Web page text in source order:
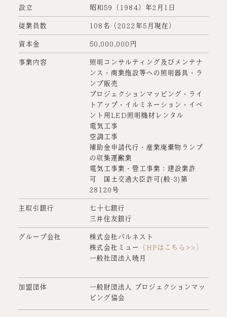
設立 昭和59（1984）年2月1日
従業員数 108名（2022年5月現在）
資本金 50,000,000円
事業内容
照明コンサルティング及びメンテナ
ンス・商業施設等への照明器具・ラ
ンプ販売
プロジェクションマッピング・ライ
トアップ・イルミネーション・イベ
ント用LED照明機材レンタル
電気工事
空調工事
補助金申請代行・産業廃棄物ランプ
の収集運搬業
電気工事業・管工事業：建設業許
可 国土交通大臣許可(般-3)第
28120号
主取引銀行
七十七銀行
三井住友銀行
グループ会社
株式会社パルネスト
株式会社ミュー
（HPはこちら>>）
一般社団法人暁月
加盟団体
一般財団法人 プロジェクションマッ
ピング協会